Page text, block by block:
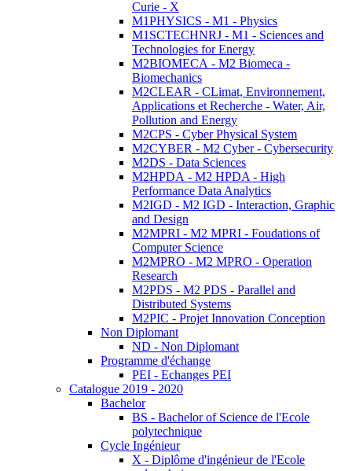
Curie - X
M1PHYSICS - M1 - Physics
M1SCTECHNRJ - M1 - Sciences and
Technologies for Energy
M2BIOMECA - M2 Biomeca -
Biomechanics
M2CLEAR - CLimat, Environnement,
Applications et Recherche - Water, Air,
Pollution and Energy
M2CPS - Cyber Physical System
M2CYBER - M2 Cyber - Cybersecurity
M2DS - Data Sciences
M2HPDA - M2 HPDA - High
Performance Data Analytics
M2IGD - M2 IGD - Interaction, Graphic
and Design
M2MPRI - M2 MPRI - Foudations of
Computer Science
M2MPRO - M2 MPRO - Operation
Research
M2PDS - M2 PDS - Parallel and
Distributed Systems
M2PIC - Projet Innovation Conception
Non Diplomant
ND - Non Diplomant
Programme d'échange
PEI - Echanges PEI
Catalogue 2019 - 2020
Bachelor
BS - Bachelor of Science de l'Ecole
polytechnique
Cycle Ingénieur
X - Diplôme d'ingénieur de l'Ecole